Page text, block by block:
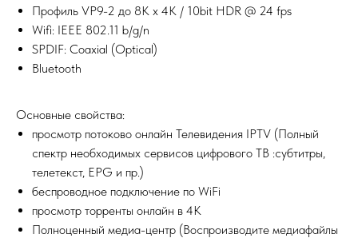
Профиль VP9-2 до 8K x 4K / 10bit HDR @ 24 fps
Wifi: IEEE 802.11 b/g/n
SPDIF: Coaxial (Optical)
Bluetooth
Основные свойства:
просмотр потоково онлайн Телевидения IPTV (Полный
спектр необходимых сервисов цифрового ТВ :субтитры,
телетекст, EPG и пр.)
беспроводное подключение по WiFi
просмотр торренты онлайн в 4К
Полноценный медиа-центр (Воспроизводите медиафайлы